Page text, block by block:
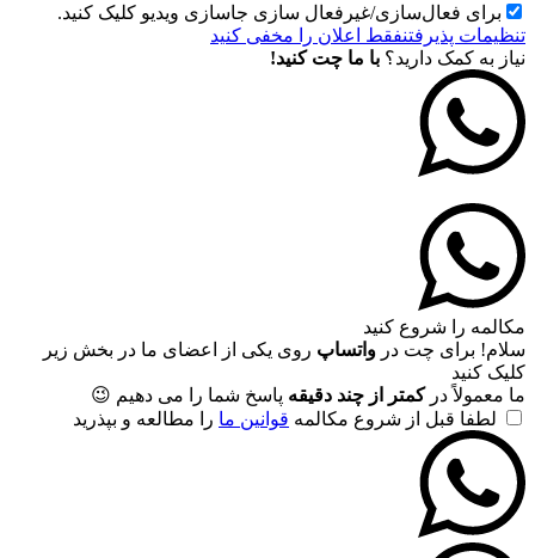
برای فعال‌سازی/غیرفعال سازی جاسازی ویدیو کلیک کنید.
تنظیمات پذیرفتنفقط اعلان را مخفی کنید
نیاز به کمک دارید؟ با ما چت کنید!
مکالمه را شروع کنید
سلام! برای چت در واتساپ روی یکی از اعضای ما در بخش زیر
کلیک کنید
ما معمولاً درکمتر از چند دقیقه پاسخ شما را می دهیم 😉
لطفا قبل از شروع مکالمه قوانین ما را مطالعه و بپذرید